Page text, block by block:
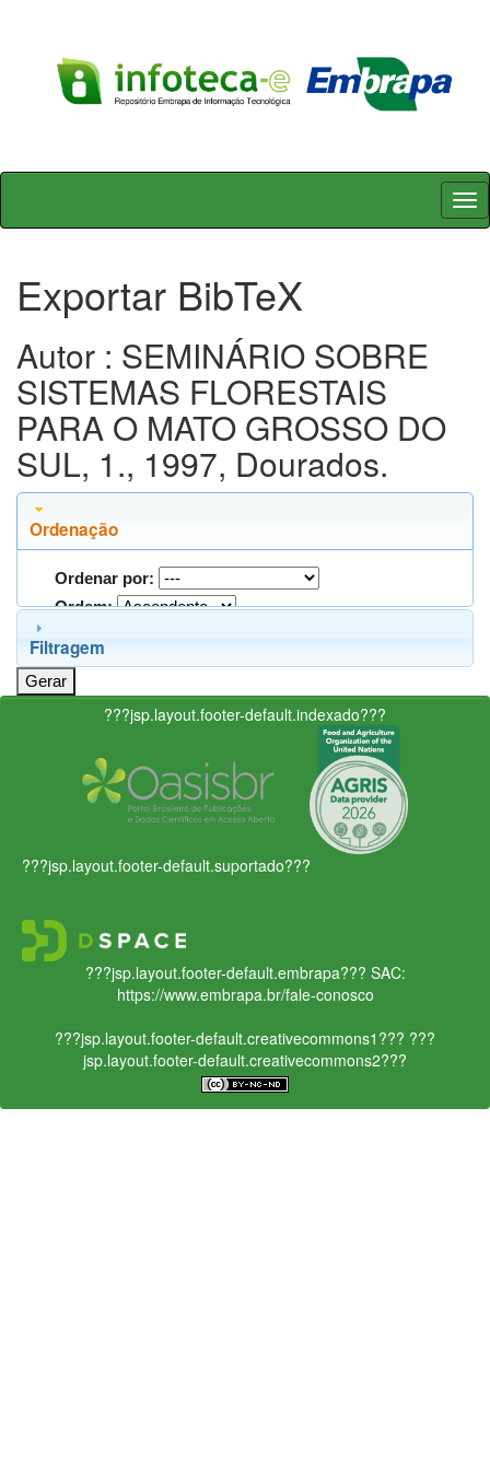
Skip
Exportar BibTeX
Autor : SEMINÁRIO SOBRE
SISTEMAS FLORESTAIS
PARA O MATO GROSSO DO
SUL, 1., 1997, Dourados.
Ordenação
Ordenar por:
Ordem:
Filtragem
???jsp.layout.footer-default.indexado???
???jsp.layout.footer-default.suportado???
???jsp.layout.footer-default.embrapa??? SAC:
https://www.embrapa.br/fale-conosco
???jsp.layout.footer-default.creativecommons1??? ???
jsp.layout.footer-default.creativecommons2???